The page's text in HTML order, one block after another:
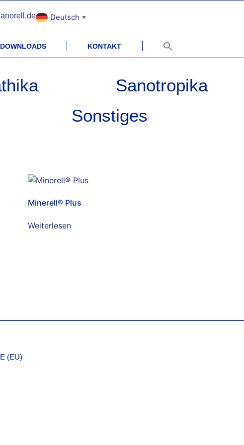
Deutsch ▼
DOWNLOADS KONTAKT
Sanotropika
Sonstiges
Minerell® Plus
Weiterlesen
(EU)